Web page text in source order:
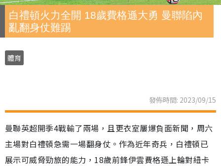
白禮頓火力全開 18歲費格遜大勇 曼聯陷內
亂翻身仗難踢
體育
發佈時間: 2023/09/15
曼聯英超開季4戰輸了兩場，且更衣室屢爆負面新聞，周六
主場對白禮頓急需一場翻身仗。作為近年奇兵，白禮頓已
展示可威脅勁旅的能力，18歲前鋒伊雲費格遜上輪對紐卡